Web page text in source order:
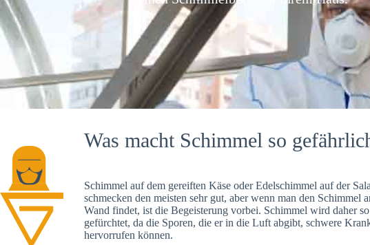
Was macht Schimmel so
Schimmel auf dem gereiften Käse oder Edelschimmel auf der
schmecken den meisten sehr gut, aber wenn man den Schimmel
Wand findet, ist die Begeisterung vorbei. Schimmel wird daher so
gefürchtet, da die Sporen, die er in die Luft abgibt, schwere
hervorrufen können.